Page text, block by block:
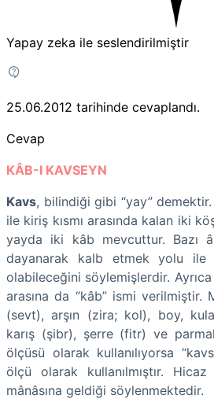
Yapay zeka ile seslendirilmiştir
25.06.2012 tarihinde cevaplandı.
Cevap
KÂB-I KAVSEYN
Kavs, bilindiği gibi “yay” demektir.
ile kiriş kısmı arasında kalan iki
yayda iki kâb mevcuttur. Bazı
dayanarak kalb etmek yolu ile
olabileceğini söylemişlerdir.
arasına da “kâb” ismi verilmiştir.
(sevt), arşın (zira; kol), boy,
karış (şibr), şerre (fitr) ve
ölçüsü olarak kullanılıyorsa
ölçü olarak kullanılmıştır. Hicaz
mânâsına geldiği söylenmektedir.